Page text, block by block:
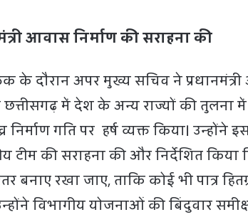
आवास निर्माण की सराहना की
दौरान अपर मुख्य सचिव ने प्रधानमंत्री
में देश के अन्य राज्यों की तुलना
निर्माण गति पर हर्ष व्यक्त किया। उन्होंने
टीम की सराहना की और निर्देशित
बनाए रखा जाए, ताकि कोई भी पात्र
विभागीय योजनाओं की बिंदुवार